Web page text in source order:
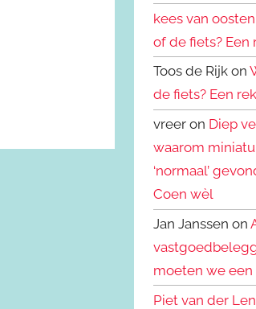
kees van oosten
of de fiets?
Toos de Rijk on
de fiets? Een
vreer on Diep
waarom
‘normaal’
Coen wèl
Jan Janssen on
moeten we een
Piet van der